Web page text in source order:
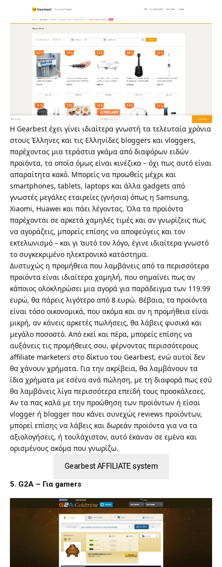
Η Gearbest έχει γίνει ιδιαίτερα γνωστή τα τελευταία χρόνια
στους Έλληνες και τις Ελληνίδες bloggers και vloggers,
παρέχοντας μια τεράστια γκάμα από διαφόρων ειδών
προϊόντα, τα οποία όμως είναι κινέζικα – όχι πως αυτό είναι
απαραίτητα κακό. Μπορείς να προωθείς μέχρι και
smartphones, tablets, laptops και άλλα gadgets από
γνωστές μεγάλες εταιρείες (γνήσια) όπως η Samsung,
Xiaomi, Huawei και πάει λέγοντας. Όλα τα προϊόντα
παρέχονται σε αρκετά χαμηλές τιμές και αν γνωρίζεις πως
να αγοράζεις, μπορείς επίσης να αποφεύγεις και τον
εκτελωνισμό – και γι ‘αυτό τον λόγο, έγινε ιδιαίτερα γνωστό
το συγκεκριμένο ηλεκτρονικό κατάστημα.
Δυστυχώς η προμήθεια που λαμβάνεις από τα περισσότερα
προϊόντα είναι ιδιαίτερα χαμηλή, που σημαίνει πως αν
κάποιος ολοκληρώσει μια αγορά για παράδειγμα των 119.99
ευρώ, θα πάρεις λιγότερο από 8 ευρώ. Βέβαια, τα προϊόντα
είναι τόσο οικονομικά, που ακόμα και αν η προμήθεια είναι
μικρή, αν κάνεις αρκετές πωλήσεις, θα λάβεις φυσικά και
μεγάλο ποσοστό. Από εκεί και πέρα, μπορείς επίσης να
αυξάνεις τις προμήθειες σου, φέρνοντας περισσότερους
affiliate marketers στο δίκτυο του Gearbest, ενώ αυτοί δεν
θα χάνουν χρήματα. Για την ακρίβεια, θα λαμβάνουν τα
ίδια χρήματα με εσένα ανά πώληση, με τη διαφορά πως εσύ
θα λαμβάνεις λίγα περισσότερα επειδή τους προσκάλεσες.
Αν τα πας καλά με την προώθηση των προϊόντων ή είσαι
vlogger ή blogger που κάνει συνεχώς reviews προϊόντων,
μπορεί επίσης να λάβεις και δωρεάν προϊόντα για να τα
αξιολογήσεις, ή τουλάχιστον, αυτό έκαναν σε εμένα και
ορισμένους ακόμα που γνωρίζω.
Gearbest AFFILIATE system
5. G2A – Για gamers